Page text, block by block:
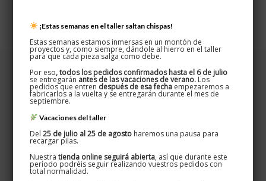
¡Estas semanas en el taller saltan chispas!
Estas semanas estamos inmersas en un montón de
proyectos y, como siempre, dándole al hierro en el taller
para que cada pieza salga como debe.
Por eso, todos los pedidos confirmados hasta el 6 de julio
se entregarán antes de las vacaciones de verano. Los
pedidos que entren después de esa fecha empezaremos a
fabricarlos a la vuelta y se entregarán durante el mes de
septiembre.
Vacaciones del taller
Del 25 de julio al 25 de agosto haremos una pausa para
recargar pilas.
Nuestra tienda online seguirá abierta, así que durante este
período podréis seguir realizando vuestros pedidos con
total normalidad.